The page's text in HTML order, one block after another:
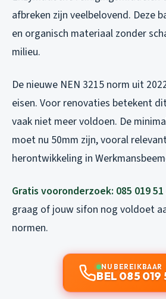
afbreken zijn veelbelovend. Deze
en organisch materiaal zonder
milieu.
De nieuwe NEN 3215 norm uit
eisen. Voor renovaties betekent
vaak niet meer voldoen. De
moet nu 50mm zijn, vooral
herontwikkeling in
Gratis vooronderzoek: 085 019 51
graag of jouw sifon nog voldoet
normen.
NU BEREIKBAAR
BEL 085 019